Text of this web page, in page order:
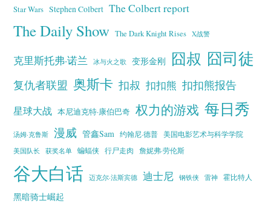
Star Wars Stephen Colbert The Colbert report
The Daily Show The Dark Knight Rises X战警
克里斯托弗·诺兰 冰与火之歌 变形金刚 囧叔 囧司徒
复仇者联盟 奥斯卡 扣叔 扣扣熊 扣扣熊报告
星球大战 本尼迪克特·康伯巴奇 权力的游戏 每日秀
汤姆·克鲁斯 漫威 管鑫Sam 约翰尼·德普
美国电影艺术与科学学院
美国队长
获奖名单 蝙蝠侠 行尸走肉 詹妮弗·劳伦斯
谷大白话 迈克尔·法斯宾德 迪士尼 钢铁侠 雷神 霍比特人
黑暗骑士崛起